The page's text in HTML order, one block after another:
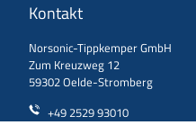
Kontakt
Norsonic-Tippkemper GmbH
Zum Kreuzweg 12
59302 Oelde-Stromberg
+49 2529 93010